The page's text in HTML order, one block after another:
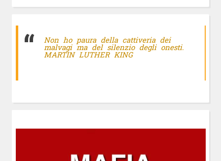
Non ho paura della cattiveria dei
malvagi ma del silenzio degli onesti.
MARTIN LUTHER KING